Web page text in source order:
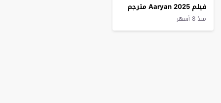
فيلم Aaryan 2025 مترجم
منذ 8 أشهر